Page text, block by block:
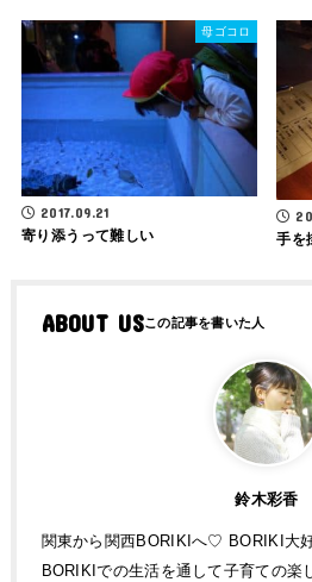
母ゴコロ
2017.09.21
寄り添うって難しい 手を
ABOUT US
鈴木彩香
関東から関西BORIKIへ♡ BORIKI大
BORIKIでの生活を通して子育ての楽